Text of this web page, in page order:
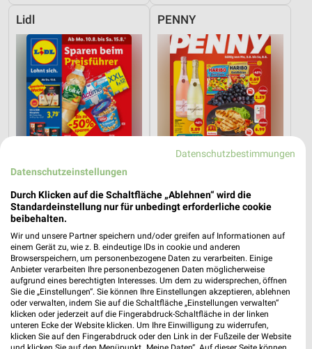
Lidl
Angebote ab 10.08.
Gültig ab Mo. 10.08.
PENNY
Angebote ab 03.08.
Noch morgen gültig
toom Baumarkt XXXLutz
Datenschutzbestimmungen
Datenschutzeinstellungen
Durch Klicken auf die Schaltfläche „Ablehnen“ wird die
Standardeinstellung nur für unbedingt erforderliche cookie
beibehalten.
Wir und unsere Partner speichern und/oder greifen auf Informationen auf
einem Gerät zu, wie z. B. eindeutige IDs in cookie und anderen
Browserspeichern, um personenbezogene Daten zu verarbeiten. Einige
Anbieter verarbeiten Ihre personenbezogenen Daten möglicherweise
aufgrund eines berechtigten Interesses. Um dem zu widersprechen, öffnen
Sie die „Einstellungen“. Sie können Ihre Einstellungen akzeptieren, ablehnen
oder verwalten, indem Sie auf die Schaltfläche „Einstellungen verwalten“
klicken oder jederzeit auf die Fingerabdruck-Schaltfläche in der linken
unteren Ecke der Website klicken. Um Ihre Einwilligung zu widerrufen,
klicken Sie auf den Fingerabdruck oder den Link in der Fußzeile der Website